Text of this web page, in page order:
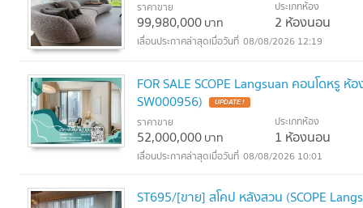
ราคาขาย
99,980,000บาท
ประเภทห้อง
2 ห้องนอน
08/08/2026 12:19
FOR SALE SCOPE Langsuan คอนโดหรู
SW000956)
UPDATE !
ราคาขาย
52,000,000บาท
ประเภทห้อง
1 ห้องนอน
08/08/2026 10:01
ST695/[ขาย] สโคป หลังสวน (SCOPE